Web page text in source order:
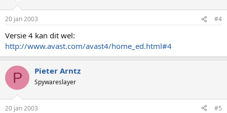
20 jan 2003 #4
Versie 4 kan dit wel:
http://www.avast.com/avast4/home_ed.html#4
P Pieter Arntz
Spywareslayer
20 jan 2003 #5